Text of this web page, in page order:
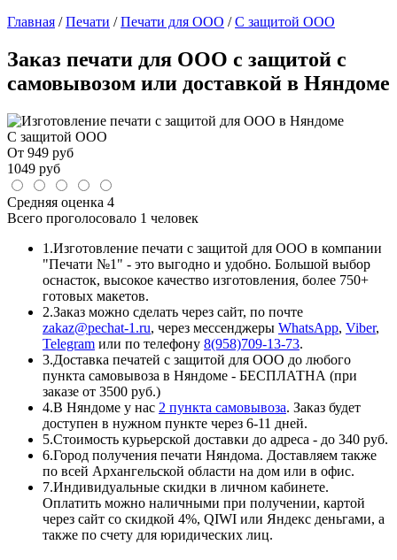
Главная /Печати /Печати для ООО /С защитой ООО
Заказ печати для ООО с защитой с
самовывозом или доставкой в Няндоме
С защитой ООО
От 949 руб
1049 руб
Средняя оценка 4
Всего проголосовало 1 человек
1.Изготовление печати с защитой для ООО в компании
"Печати №1" - это выгодно и удобно. Большой выбор
оснасток, высокое качество изготовления, более 750+
готовых макетов.
2.Заказ можно сделать через сайт, по почте
zakaz@pechat-1.ru, через мессенджеры WhatsApp, Viber,
Telegram или по телефону 8(958)709-13-73.
3.Доставка печатей с защитой для ООО до любого
пункта самовывоза в Няндоме - БЕСПЛАТНА (при
заказе от 3500 руб.)
4.В Няндоме у нас 2 пункта самовывоза. Заказ будет
доступен в нужном пункте через 6-11 дней.
5.Стоимость курьерской доставки до адреса - до 340 руб.
6.Город получения печати Няндома. Доставляем также
по всей Архангельской области на дом или в офис.
7.Индивидуальные скидки в личном кабинете.
Оплатить можно наличными при получении, картой
через сайт со скидкой 4%, QIWI или Яндекс деньгами, а
также по счету для юридических лиц.